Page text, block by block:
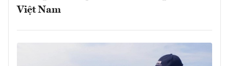
Việt Nam